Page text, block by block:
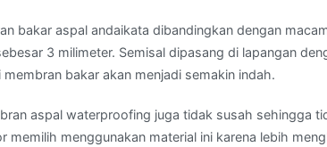
bakar aspal andaikata dibandingkan dengan
3 milimeter. Semisal dipasang di lapangan
bakar akan menjadi semakin indah.
aspal waterproofing juga tidak susah sehingga
memilih menggunakan material ini karena lebih